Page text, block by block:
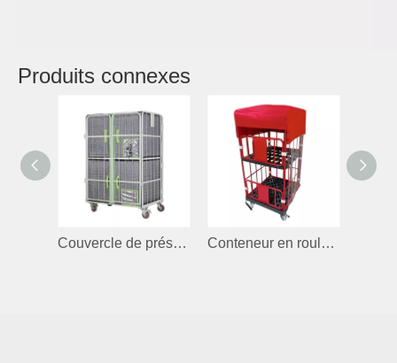
Produits connexes
Couvercle de préservation de la chaleur pour le récipient en rouleau Conteneur en rouleau avec couvercle